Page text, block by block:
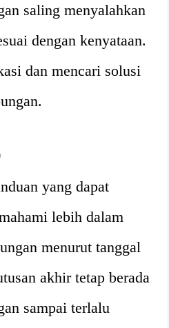
saling menyalahkan
dengan kenyataan.
dan mencari solusi
yang dapat
lebih dalam
menurut tanggal
akhir tetap berada
sampai terlalu